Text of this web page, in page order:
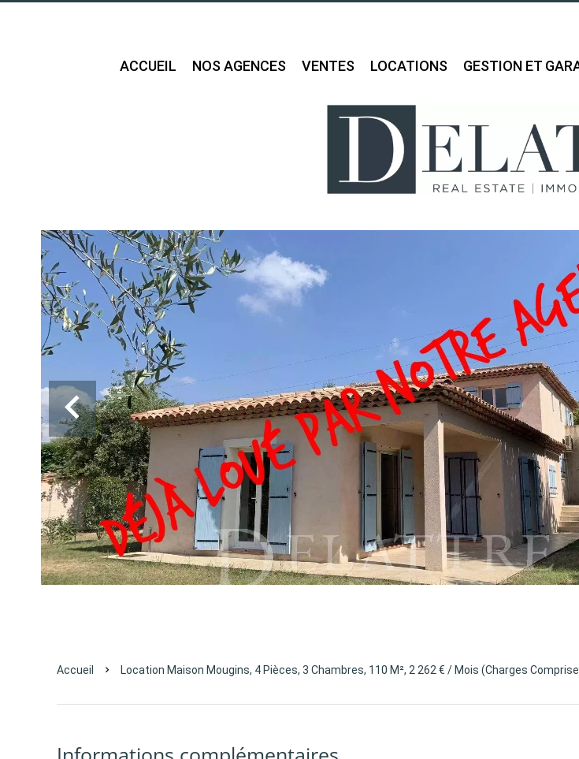
ACCUEIL NOS AGENCES VENTES LOCATIONS GESTION ET
Accueil Location Maison Mougins, 4 Pièces, 3 Chambres, 110 M², 2 262 € / Mois (Charges